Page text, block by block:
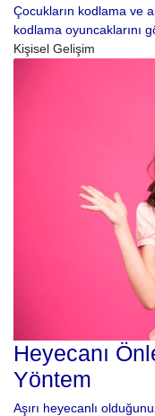
Çocukların kodlama ve
kodlama oyuncaklarını
Kişisel Gelişim
Heyecanı
Yöntem
Aşırı heyecanlı